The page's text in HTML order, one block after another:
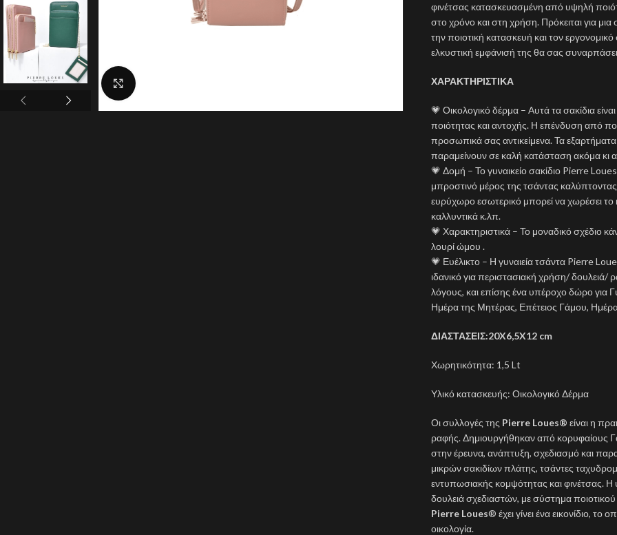
φινέτσας κατασκευασμένη από υψηλή
στο χρόνο και στη χρήση. Πρόκειται για
την ποιοτική κατασκευή και τον
ελκυστική εμφάνισή της θα σας
ΧΑΡΑΚΤΗΡΙΣΤΙΚΑ
💗 Οικολογικό δέρμα – Αυτά τα σακίδια
ποιότητας και αντοχής. Η επένδυση από
προσωπικά σας αντικείμενα. Τα
παραμείνουν σε καλή κατάσταση ακόμα κι
💗 Δομή – Το γυναικείο σακίδιο Pierre
μπροστινό μέρος της τσάντας
ευρύχωρο εσωτερικό μπορεί να χωρέσει το
καλλυντικά κ.λπ.
💗 Χαρακτηριστικά – Το μοναδικό σχέδιο
λουρί ώμου .
💗 Ευέλικτο – Η γυναιεία τσάντα Pierre
ιδανικό για περιστασιακή χρήση/ δουλειά/
λόγους, και επίσης ένα υπέροχο δώρο για
Ημέρα της Μητέρας, Επέτειος Γάμου,
ΔΙΑΣΤΑΣΕΙΣ:20X6,5X12 cm
Χωρητικότητα: 1,5 Lt
Υλικό κατασκευής: Οικολογικό Δέρμα
Οι συλλογές της Pierre Loues® είναι η
ραφής. Δημιουργήθηκαν από κορυφαίους
στην έρευνα, ανάπτυξη, σχεδιασμό και
μικρών σακιδίων πλάτης, τσάντες
εντυπωσιακής κομψότητας και φινέτσας.
δουλειά σχεδιαστών, με σύστημα
Pierre Loues® έχει γίνει ένα εικονίδιο,
οικολογία.